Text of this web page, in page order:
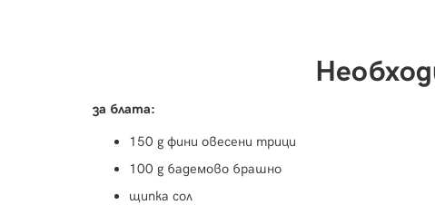
за блата:
150 g фини овесени трици
100 g бадемово брашно
щипка сол